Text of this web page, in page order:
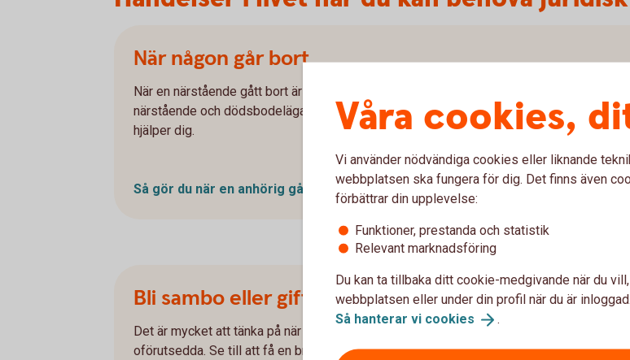
När någon går bort
När en närstående gått bort är det mycket att ta tag i. Mitt i sorgen ska du som
närstående och dödsbodelägare ta tag i allt det praktiska med den avlidnas ekonomi. Vi
hjälper dig.
Så gör du när en anhörig går bort
Bli sambo eller gifta sig
Det är mycket att tänka på när man blir sambo eller gifter sig. Ibland händer det
oförutsedda. Se till att få en bra start och skapa en trygg framtid tillsammans.
Våra cookies,
Vi använder nödvändiga cookies eller liknande
webbplatsen ska fungera för dig. Det finns även
förbättrar din upplevelse:
Funktioner, prestanda och statistik
Relevant marknadsföring
Du kan ta tillbaka ditt cookie-medgivande när du
webbplatsen eller under din profil när du är inloggad.
Så hanterar vi cookies .